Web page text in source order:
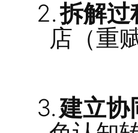
迭代固
第一阶